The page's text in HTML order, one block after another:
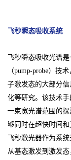
飞秒瞬态吸收系统
飞秒瞬态吸收光谱
（pump-probe）技
子激发态的大部分
化等研究。该技术
一束宽光谱范围的
够同时在超快时间和
飞秒激光器作为系
从基态激发到激发